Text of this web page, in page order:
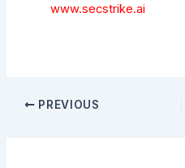
www.secstrike.ai
PREVIOUS